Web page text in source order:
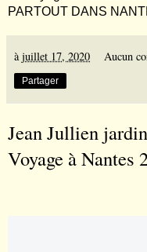
PARTOUT DANS
à juillet 17, 2020 Aucun
Partager
Jean Jullien
Voyage à Nantes